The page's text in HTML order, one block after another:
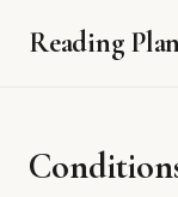
Reading